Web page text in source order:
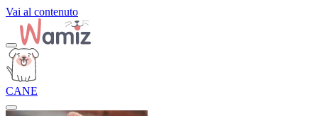
Vai al contenuto
CANE